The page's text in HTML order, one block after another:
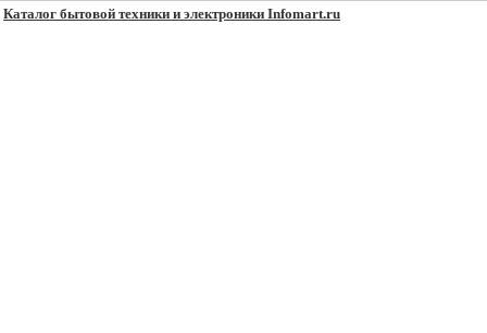
Каталог бытовой техники и электроники Infomart.ru